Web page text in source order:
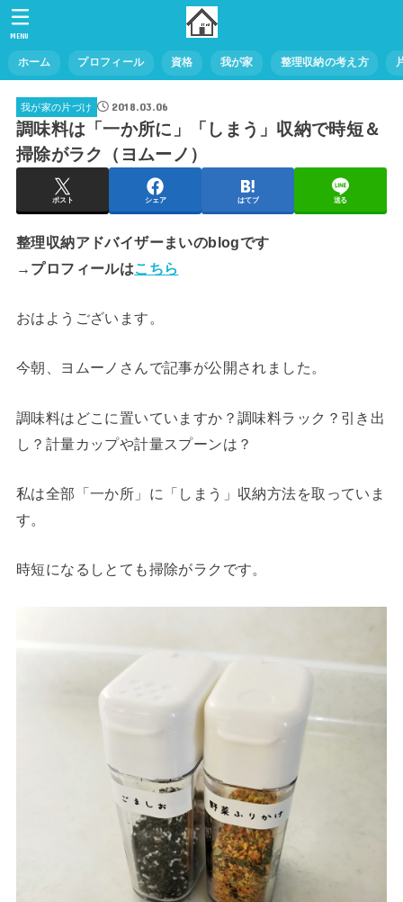
ホーム プロフィール 資格 我が家 整理収納の考え方
MENU
我が家の片づけ 2018.03.06
調味料は「一か所に」「しまう」収納で時短＆
掃除がラク（ヨムーノ）
ポスト シェア はてブ 送る
整理収納アドバイザーまいのblogです
→プロフィールはこちら
おはようございます。
今朝、ヨムーノさんで記事が公開されました。
調味料はどこに置いていますか？調味料ラック？引き出
し？計量カップや計量スプーンは？
私は全部「一か所」に「しまう」収納方法を取っていま
す。
時短になるしとても掃除がラクです。